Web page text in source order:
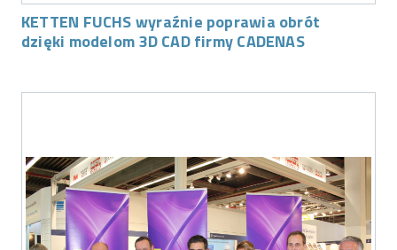
KETTEN FUCHS wyraźnie poprawia obrót
dzięki modelom 3D CAD firmy CADENAS